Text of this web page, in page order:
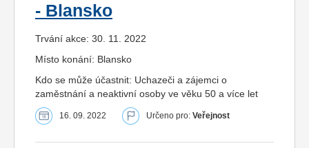
- Blansko
Trvání akce: 30. 11. 2022
Místo konání: Blansko
Kdo se může účastnit: Uchazeči a zájemci o
zaměstnání a neaktivní osoby ve věku 50 a více let
16. 09. 2022 Určeno pro: Veřejnost